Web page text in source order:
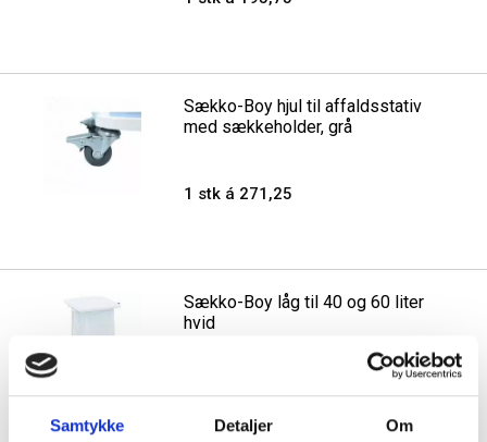
Samtykke Detaljer Om
Sækko-Boy hjul til affaldsstativ
med sækkeholder, grå
1 stk á 271,25
Sækko-Boy låg til 40 og 60 liter
hvid